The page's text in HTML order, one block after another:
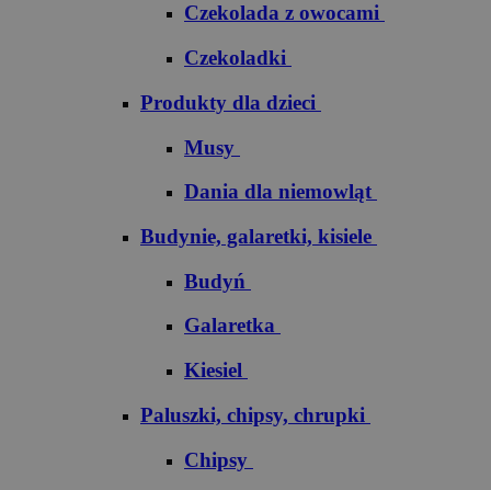
Czekolada z owocami
Czekoladki
Produkty dla dzieci
Musy
Dania dla niemowląt
Budynie, galaretki, kisiele
Budyń
Galaretka
Kiesiel
Paluszki, chipsy, chrupki
Chipsy